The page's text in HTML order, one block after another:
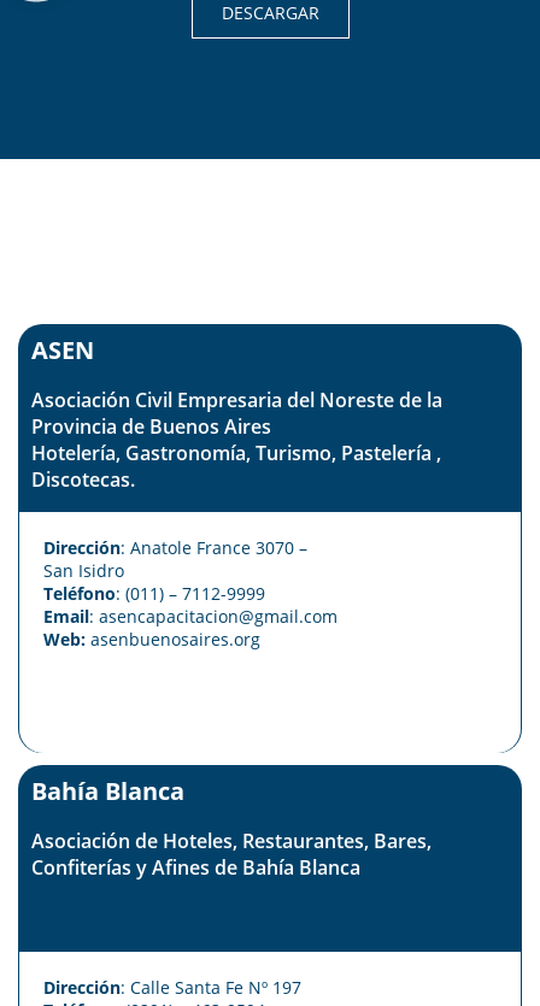
DESCARGAR
ASEN
Asociación Civil Empresaria del Noreste de la
Provincia de Buenos Aires
Hotelería, Gastronomía, Turismo, Pastelería ,
Discotecas.
Dirección: Anatole France 3070 –
San Isidro
Teléfono: (011) – 7112-9999
Email: asencapacitacion@gmail.com
Web: asenbuenosaires.org
Bahía Blanca
Asociación de Hoteles, Restaurantes, Bares,
Confiterías y Afines de Bahía Blanca
Dirección: Calle Santa Fe Nº 197